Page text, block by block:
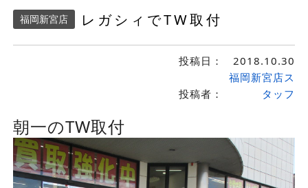
福岡新宮店 レガシィでTW取付
投稿日： 2018.10.30
投稿者：
福岡新宮店ス
タッフ
朝一のTW取付